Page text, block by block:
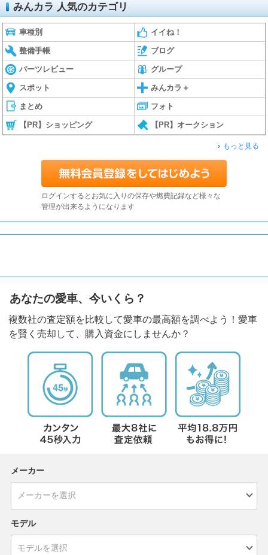
みんカラ 人気のカテゴリ
車種別 イイね！
整備手帳 ブログ
パーツレビュー グループ
スポット みんカラ＋
まとめ フォト
【PR】ショッピング 【PR】オークション
もっと見る
ログインするとお気に入りの保存や燃費記録など様々な
管理が出来るようになります
あなたの愛車、今いくら？
複数社の査定額を比較して愛車の最高額を調べよう！愛車
を賢く売却して、購入資金にしませんか？
メーカー
モデル